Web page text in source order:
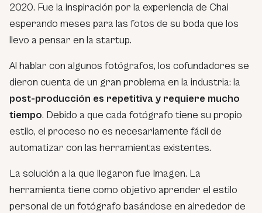
2020. Fue la inspiración por la experiencia de Chai
esperando meses para las fotos de su boda que los
llevo a pensar en la startup.
Al hablar con algunos fotógrafos, los cofundadores se
dieron cuenta de un gran problema en la industria: la
post-producción es repetitiva y requiere mucho
tiempo. Debido a que cada fotógrafo tiene su propio
estilo, el proceso no es necesariamente fácil de
automatizar con las herramientas existentes.
La solución a la que llegaron fue Imagen. La
herramienta tiene como objetivo aprender el estilo
personal de un fotógrafo basándose en alrededor de